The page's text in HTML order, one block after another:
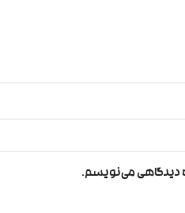
دیدگاهی می‌نویسم.